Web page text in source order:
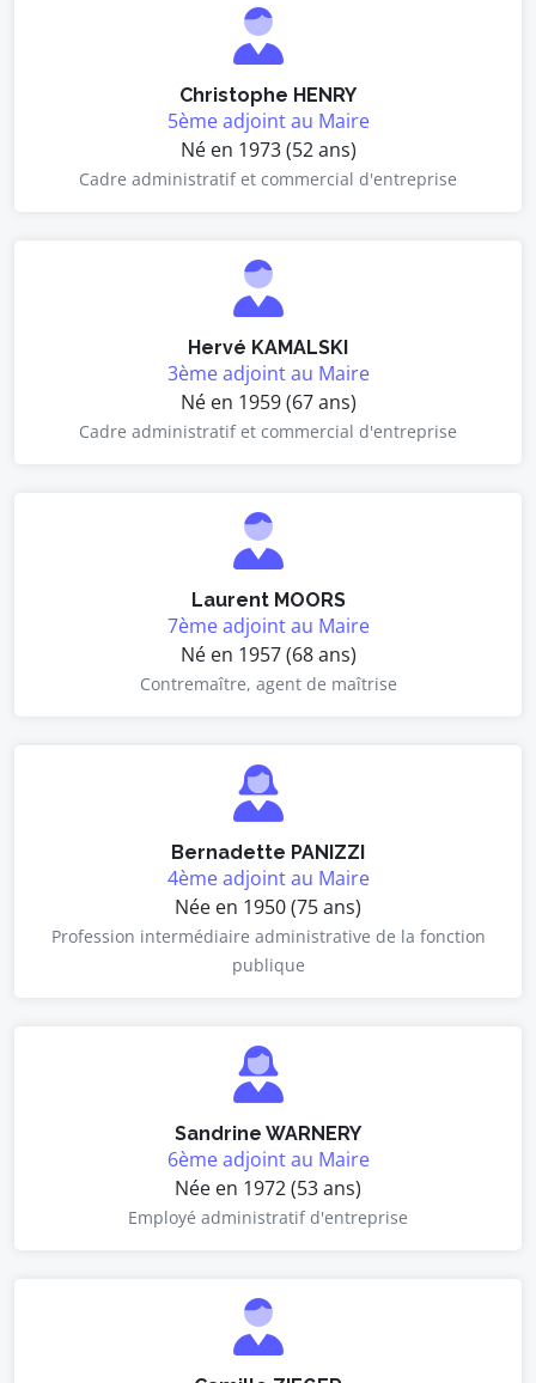
Christophe HENRY
5ème adjoint au Maire
Né en 1973 (52 ans)
Cadre administratif et commercial d'entreprise
Hervé KAMALSKI
3ème adjoint au Maire
Né en 1959 (67 ans)
Cadre administratif et commercial d'entreprise
Laurent MOORS
7ème adjoint au Maire
Né en 1957 (68 ans)
Contremaître, agent de maîtrise
Bernadette PANIZZI
4ème adjoint au Maire
Née en 1950 (75 ans)
Profession intermédiaire administrative de la fonction
publique
Sandrine WARNERY
6ème adjoint au Maire
Née en 1972 (53 ans)
Employé administratif d'entreprise